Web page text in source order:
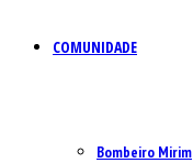
COMUNIDADE
Bombeiro Mirim